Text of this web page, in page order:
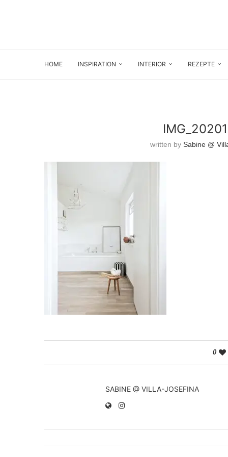
HOME INSPIRATION INTERIOR REZEPTE
written by Sabine @
0
SABINE @ VILLA-JOSEFINA